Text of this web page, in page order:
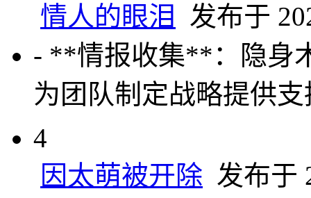
情人的眼泪
发布于
- **情报收集**：隐身
为团队制定战略提供
4
因太萌被开除 发布于